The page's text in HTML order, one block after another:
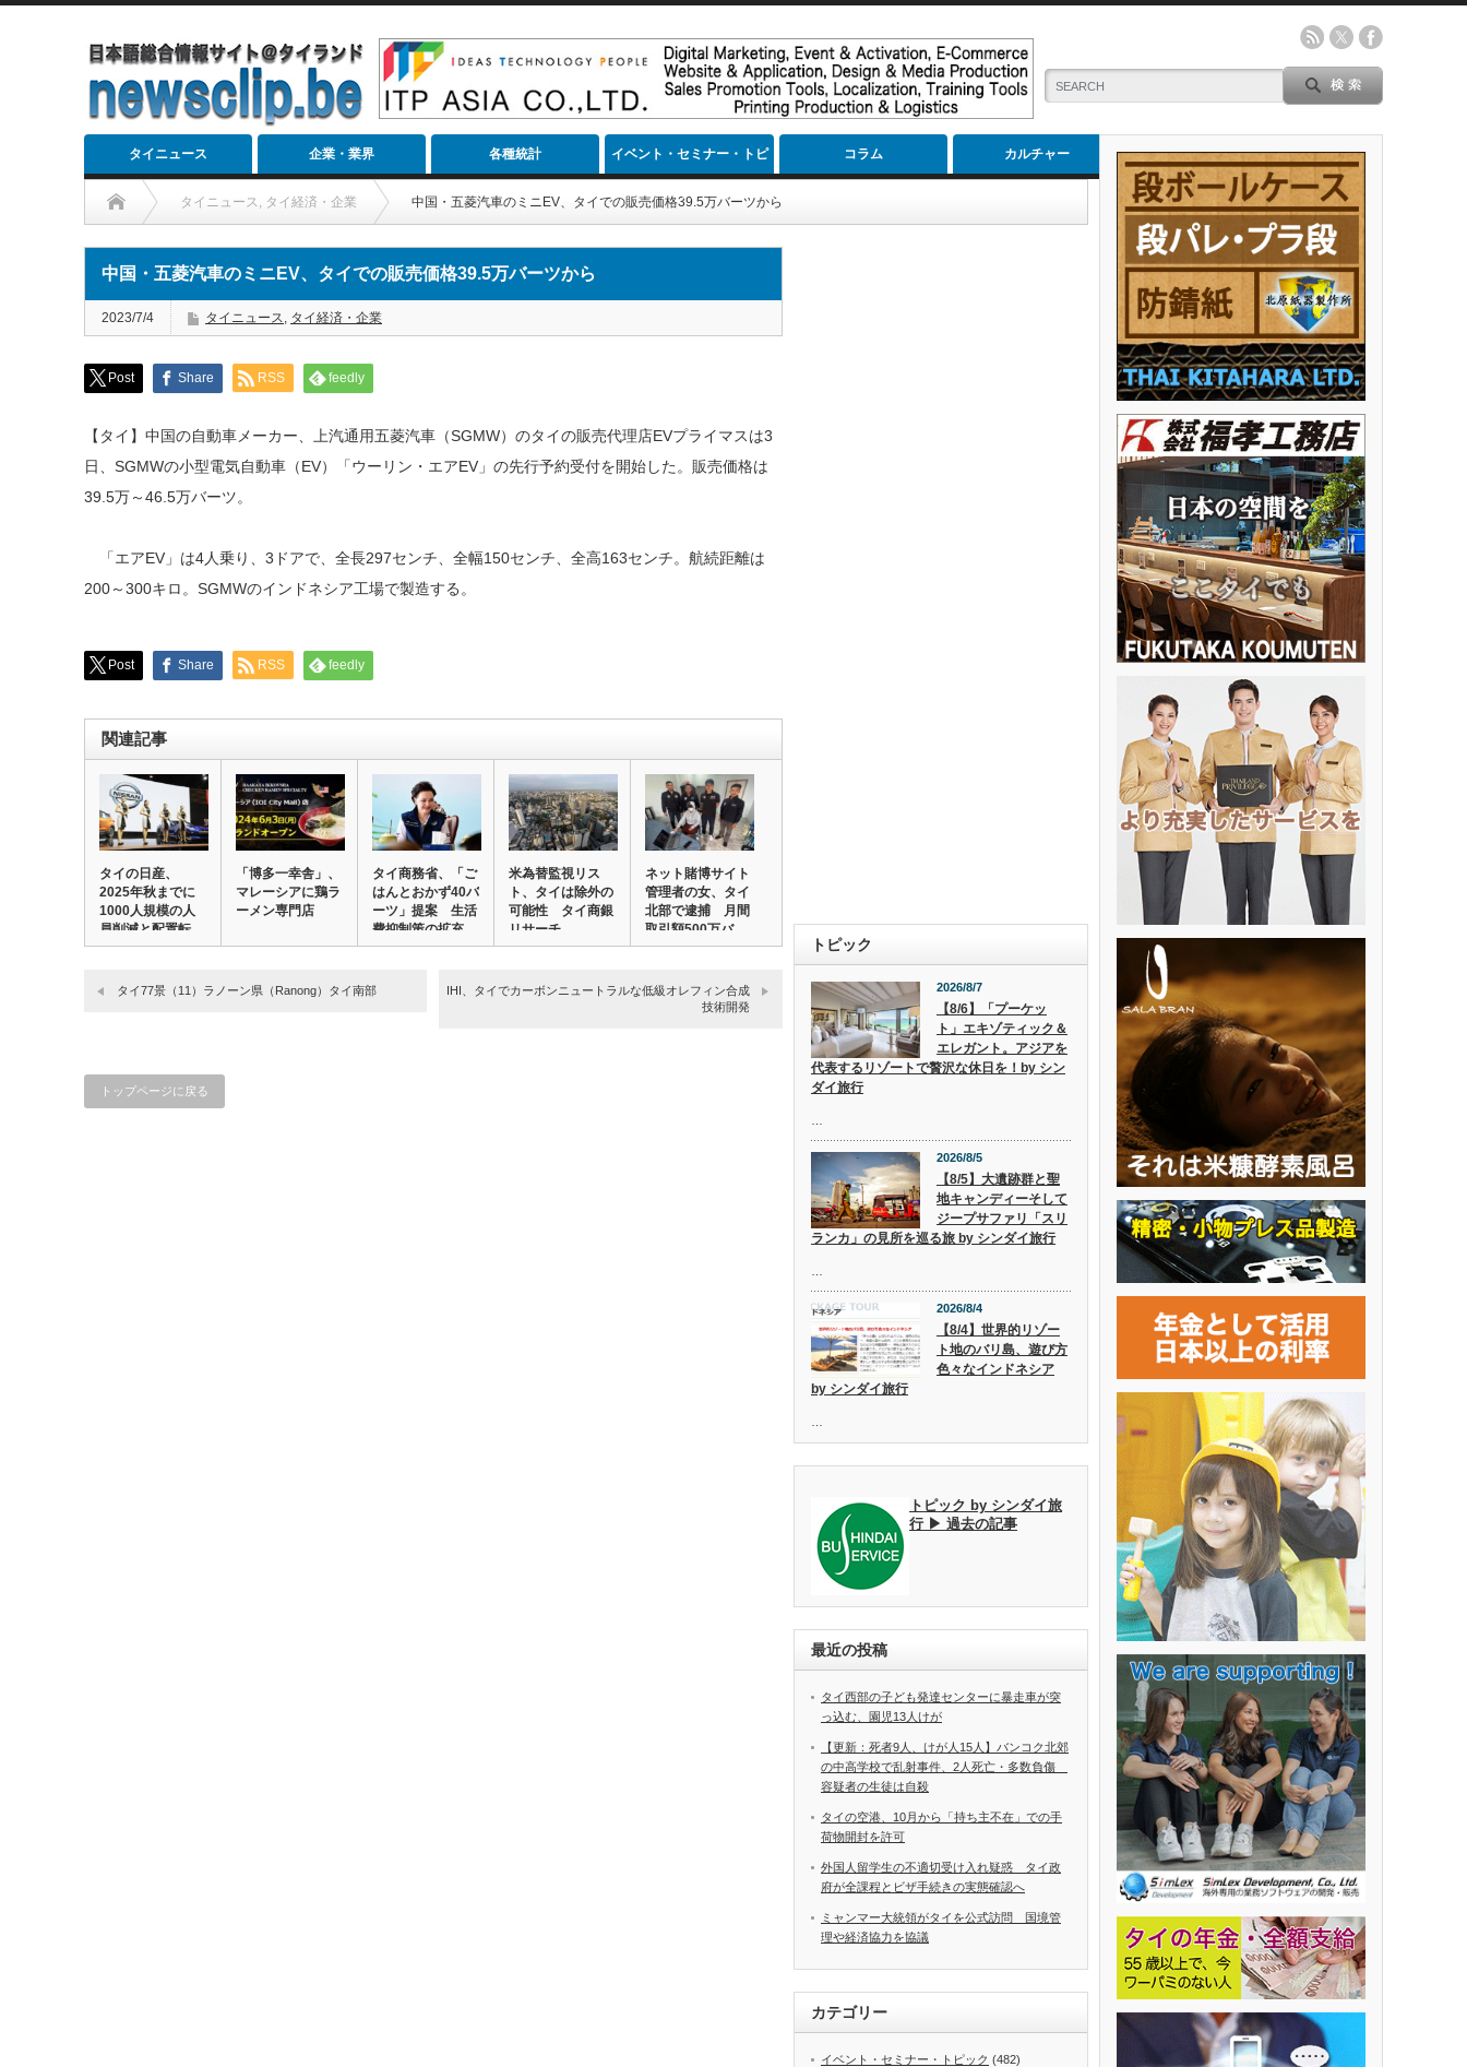
タイニュース 企業・業界 各種統計 イベント・セミナー・トピ
ック
コラム カルチャー
タイニュース, タイ経済・企業 中国・五菱汽車のミニEV、タイでの販売価格39.5万バーツから
中国・五菱汽車のミニEV、タイでの販売価格39.5万バーツから
2023/7/4 タイニュース, タイ経済・企業
Post Share RSS feedly
【タイ】中国の自動車メーカー、上汽通用五菱汽車（SGMW）のタイの販売代理店EVプライマスは3
日、SGMWの小型電気自動車（EV）「ウーリン・エアEV」の先行予約受付を開始した。販売価格は
39.5万～46.5万バーツ。
「エアEV」は4人乗り、3ドアで、全長297センチ、全幅150センチ、全高163センチ。航続距離は
200～300キロ。SGMWのインドネシア工場で製造する。
Post Share RSS feedly
関連記事
タイの日産、
2025年秋までに
1000人規模の人
員削減と配置転
換…
「博多⼀幸舎」、
マレーシアに鶏ラ
ーメン専門店
タイ商務省、「ご
はんとおかず40バ
ーツ」提案 生活
費抑制策の拡充…
米為替監視リス
ト、タイは除外の
可能性 タイ商銀
リサーチ
ネット賭博サイト
管理者の女、タイ
北部で逮捕 月間
取引額500万バ…
タイ77景（11）ラノーン県（Ranong）タイ南部
IHI、タイでカーボンニュートラルな低級オレフィン合成
技術開発
トップページに戻る
トピック
2026/8/7
【8/6】「プーケッ
ト」エキゾティック＆
エレガント。アジアを
代表するリゾートで贅沢な休日を！by シン
ダイ旅行
2026/8/5
【8/5】大遺跡群と聖
地キャンディーそして
ジープサファリ「スリ
ランカ」の見所を巡る旅 by シンダイ旅行
2026/8/4
【8/4】世界的リゾー
ト地のバリ島、遊び方
色々なインドネシア
by シンダイ旅行
トピック by シンダイ旅
行 ▶ 過去の記事
最近の投稿
タイ西部の子ども発達センターに暴走車が突
っ込む、園児13人けが
【更新：死者9人、けが人15人】バンコク北郊
の中高学校で乱射事件、2人死亡・多数負傷
容疑者の生徒は自殺
タイの空港、10月から「持ち主不在」での手
荷物開封を許可
外国人留学生の不適切受け入れ疑惑 タイ政
府が全課程とビザ手続きの実態確認へ
ミャンマー大統領がタイを公式訪問 国境管
理や経済協力を協議
カテゴリー
イベント・セミナー・トピック (482)